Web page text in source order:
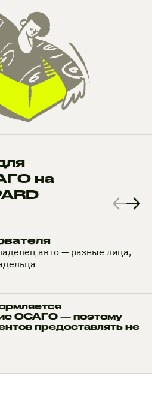
на
авто — разные лица,
ОСАГО — поэтому
предоставлять не